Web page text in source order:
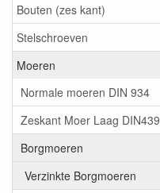
Bouten (zes kant)
Stelschroeven
Moeren
Normale moeren DIN 934
Zeskant Moer Laag DIN439
Borgmoeren
Verzinkte Borgmoeren